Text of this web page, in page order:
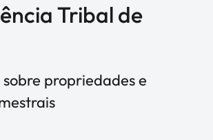
Tribal de
propriedades e